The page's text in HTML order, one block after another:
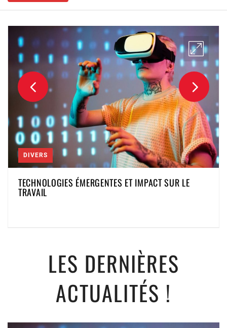
DIVERS
TECHNOLOGIES ÉMERGENTES ET IMPACT SUR LE
TRAVAIL
LES DERNIÈRES
ACTUALITÉS !